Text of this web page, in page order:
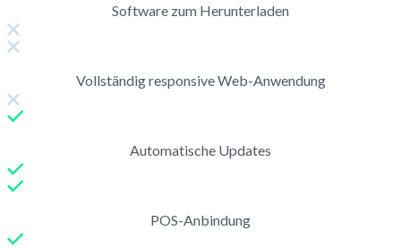
Software zum Herunterladen
Vollständig responsive Web-Anwendung
Automatische Updates
POS-Anbindung